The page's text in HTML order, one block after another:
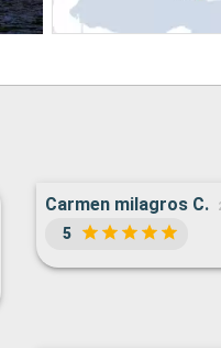
Carmen milagros C.
5